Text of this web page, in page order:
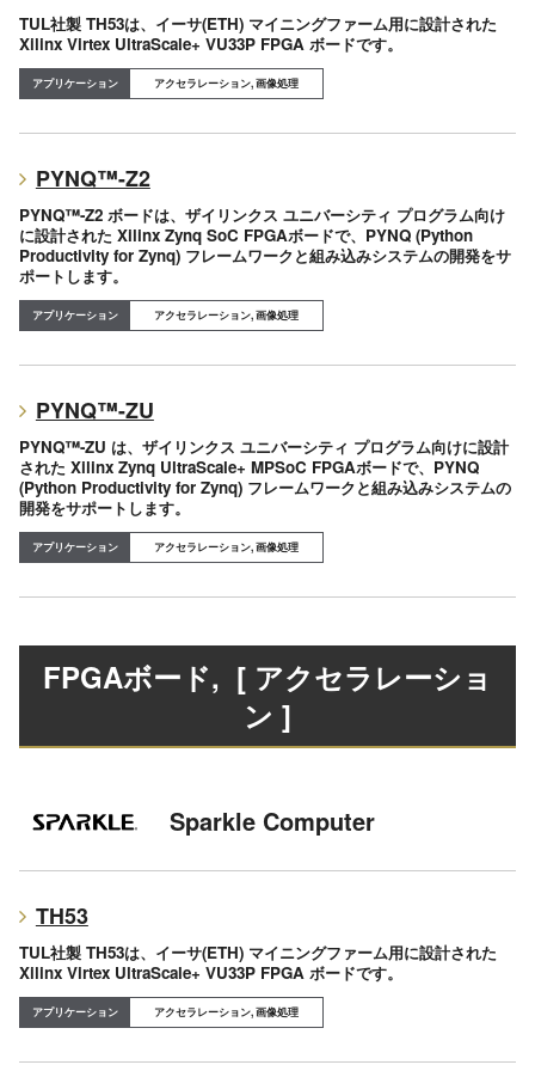
TUL社製 TH53は、イーサ(ETH) マイニングファーム用に設計された
Xilinx Virtex UltraScale+ VU33P FPGA ボードです。
アクセラレーション, 画像処理
PYNQ™-Z2
PYNQ™-Z2 ボードは、ザイリンクス ユニバーシティ プログラム向け
に設計された Xilinx Zynq SoC FPGAボードで、PYNQ (Python
Productivity for Zynq) フレームワークと組み込みシステムの開発をサ
ポートします。
アクセラレーション, 画像処理
PYNQ™-ZU
PYNQ™-ZU は、ザイリンクス ユニバーシティ プログラム向けに設計
された Xilinx Zynq UltraScale+ MPSoC FPGAボードで、PYNQ
(Python Productivity for Zynq) フレームワークと組み込みシステムの
開発をサポートします。
アクセラレーション, 画像処理
FPGAボード, [ アクセラレーショ
ン ]
Sparkle Computer
TH53
TUL社製 TH53は、イーサ(ETH) マイニングファーム用に設計された
Xilinx Virtex UltraScale+ VU33P FPGA ボードです。
アクセラレーション, 画像処理